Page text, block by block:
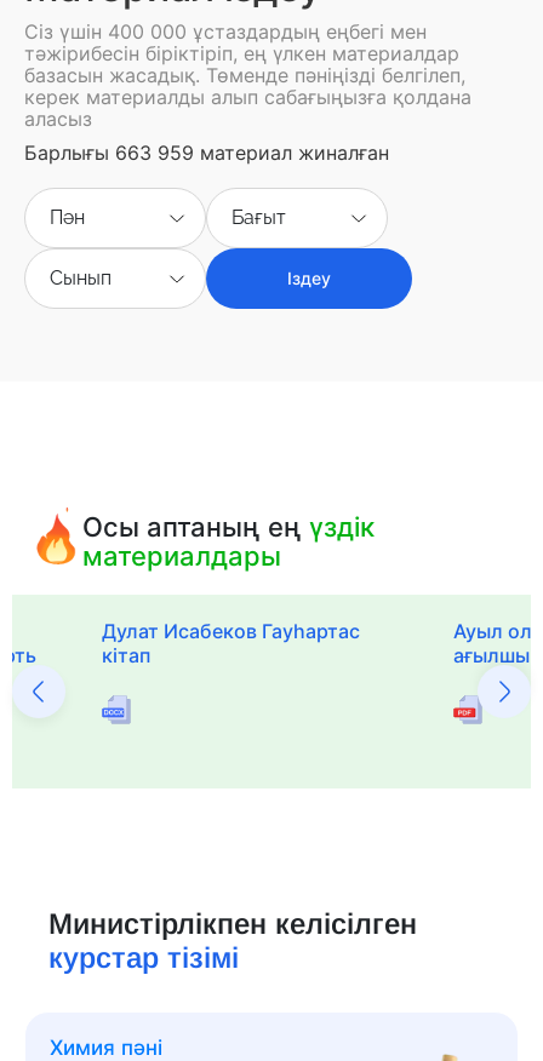
Сіз үшін 400 000 ұстаздардың еңбегі мен
тәжірибесін біріктіріп, ең үлкен материалдар
базасын жасадық. Төменде пәніңізді белгілеп,
керек материалды алып сабағыңызға қолдана
аласыз
Барлығы 663 959 материал жиналған
Пән Бағыт
Сынып Іздеу
Осы аптаның еңүздік
материалдары
Дулат Исабеков Гауһартас
кітап
Ауыл
ағылшын
Министірлікпен келісілген
курстар тізімі
Химия пәні